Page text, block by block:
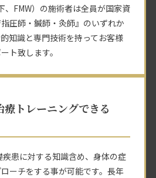
FMW）の施術者は全員が国家資
圧師・鍼師・灸師』のいずれか
知識と専門技術を持ってお客様
ト致します。
療トレーニングできる
疾患に対する知識含め、身体の症
ーチをする事が可能です。長年